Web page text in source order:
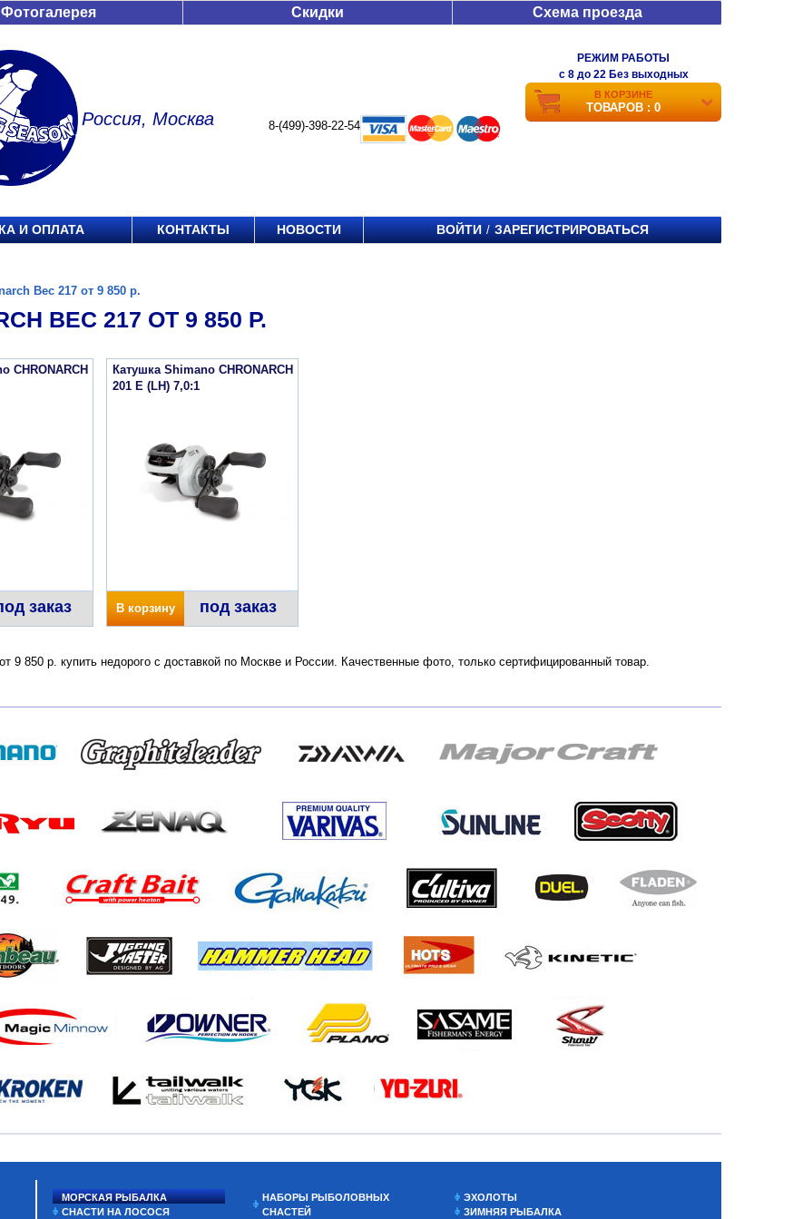
Фотогалерея Скидки Схема проезда
Россия, Москва 8-(499)-398-22-54
РЕЖИМ РАБОТЫ
c 8 до 22 Без выходных
В КОРЗИНЕ
ТОВАРОВ : 0
И ОПЛАТА КОНТАКТЫ НОВОСТИ ВОЙТИ / ЗАРЕГИСТРИРОВАТЬСЯ
Вес 217 от 9 850 р.
ВЕС 217 ОТ 9 850 Р.
CHRONARCH
заказ
Катушка Shimano CHRONARCH
201 E (LH) 7,0:1
В корзину под заказ
9 850 р. купить недорого с доставкой по Москве и России. Качественные фото, только сертифицированный товар.
МОРСКАЯ РЫБАЛКА
СНАСТИ НА ЛОСОСЯ
НАБОРЫ РЫБОЛОВНЫХ
СНАСТЕЙ
ЭХОЛОТЫ
ЗИМНЯЯ РЫБАЛКА